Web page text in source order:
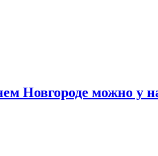
Новгороде можно у